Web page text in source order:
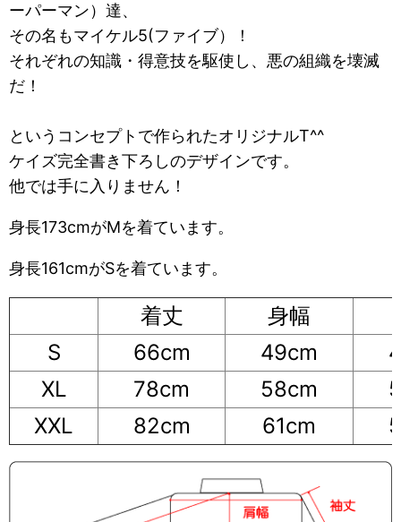
ーパーマン）達、
その名もマイケル5(ファイブ）！
それぞれの知識・得意技を駆使し、悪の組織を壊滅
だ！
というコンセプトで作られたオリジナルT^^
ケイズ完全書き下ろしのデザインです。
他では手に入りません！
身長173cmがMを着ています。
身長161cmがSを着ています。
着丈 身幅
S
66cm 49cm
XL
78cm 58cm
XXL
82cm 61cm